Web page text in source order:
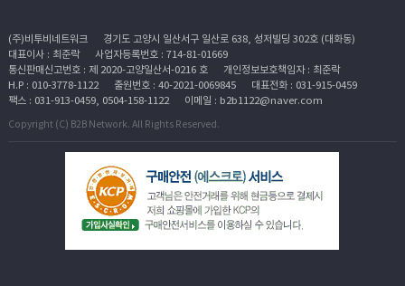
(주)비투비네트워크
경기도 고양시 일산서구 일산로 638, 성저빌딩 302호 (대화동)
대표이사 : 최준락
사업자등록번호 : 714-81-01669
통신판매신고번호 : 제 2020-고양일산서-0216 호
개인정보보호책임자 : 최준락
H.P : 010-3778-1122
출원번호 : 40-2021-0069845
대표전화 : 031-915-0459
팩스 : 031-913-0459, 0504-158-1122
이메일 : b2b1122@naver.com
Copyright (C) B2B Network. All Rights Reserved.